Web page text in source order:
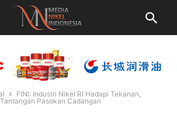
FINI: Industri Nikel RI Hadapi Tekanan,
Pasokan Cadangan